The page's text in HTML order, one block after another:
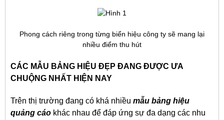
Phong cách riêng trong từng biển hiệu công ty sẽ mang lại
nhiều điểm thu hút
CÁC MẪU BẢNG HIỆU ĐẸP ĐANG ĐƯỢC ƯA
CHUỘNG NHẤT HIỆN NAY
Trên thị trường đang có khá nhiều mẫu bảng hiệu
quảng cáo khác nhau để đáp ứng sự đa dạng các nhu